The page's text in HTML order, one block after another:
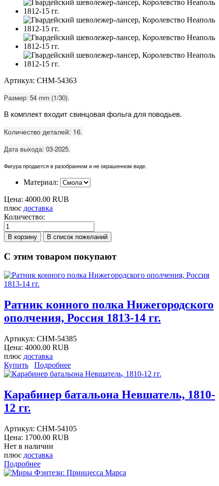
Артикул: CHM-54363
Размер: 54 mm (1/30).
В комплект входит свинцовая фольга для поводьев.
Количество деталей: 16.
Дата выхода: 03-2025.
Фигура продается в разобранном и не окрашенном виде.
Материал:
Цена: 4000.00 RUB
плюс доставка
Количество:
С этим товаром покупают
Ратник конного полка Нижегородского
ополчения, Россия 1813-14 гг.
Артикул: CHM-54385
Цена: 4000.00 RUB
плюс доставка
Купить
Подробнее
Карабинер батальона Невшатель, 1810-
12 гг.
Артикул: CHM-54105
Цена: 1700.00 RUB
Нет в наличии
плюс доставка
Подробнее